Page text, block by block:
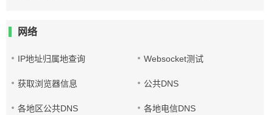
网络
IP地址归属地查询 Websocket测试
获取浏览器信息 公共DNS
各地区公共DNS 各地电信DNS